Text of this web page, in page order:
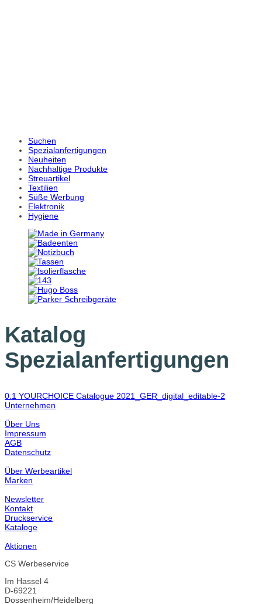
Suchen
Spezialanfertigungen
Neuheiten
Nachhaltige Produkte
Streuartikel
Textilien
Süße Werbung
Elektronik
Hygiene
Katalog
Spezialanfertigungen
0.1 YOURCHOICE Catalogue 2021_GER_digital_editable-2
Unternehmen
Über Uns
Impressum
AGB
Datenschutz
Über Werbeartikel
Marken
Newsletter
Kontakt
Druckservice
Kataloge
Aktionen
CS Werbeservice
Im Hassel 4
D-69221
Dossenheim/Heidelberg